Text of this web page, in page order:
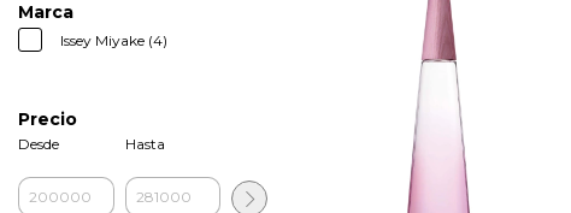
Marca
Issey Miyake (4)
Precio
Desde Hasta